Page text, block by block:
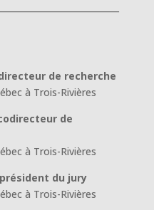
de recherche
à Trois-Rivières
de
à Trois-Rivières
du jury
à Trois-Rivières